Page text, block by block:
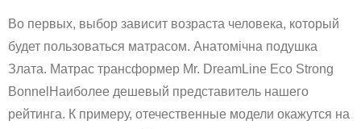
Во первых, выбор зависит возраста человека, который
будет пользоваться матрасом. Анатомічна подушка
Злата. Матрас трансформер Mr. DreamLine Eco Strong
BonnelНаиболее дешевый представитель нашего
рейтинга. К примеру, отечественные модели окажутся на